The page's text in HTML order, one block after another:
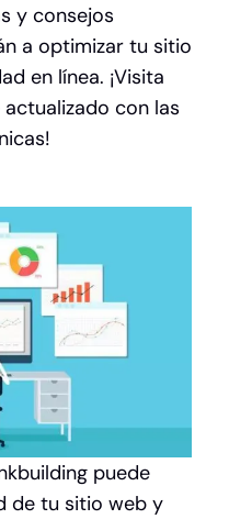
y consejos
a optimizar tu sitio
en línea. ¡Visita
con las
puede
de tu sitio web y